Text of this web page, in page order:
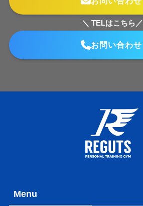
＼ TELはこちら／
お問い合わせ
Menu